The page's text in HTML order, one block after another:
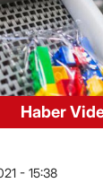
Haber
- 15:38